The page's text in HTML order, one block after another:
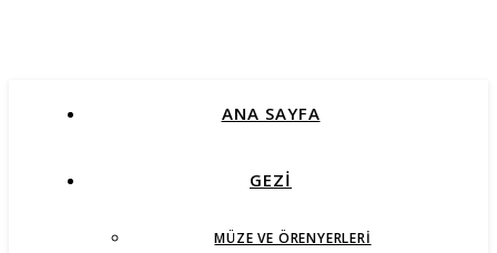
ANA SAYFA
GEZİ
MÜZE VE ÖRENYERLERI